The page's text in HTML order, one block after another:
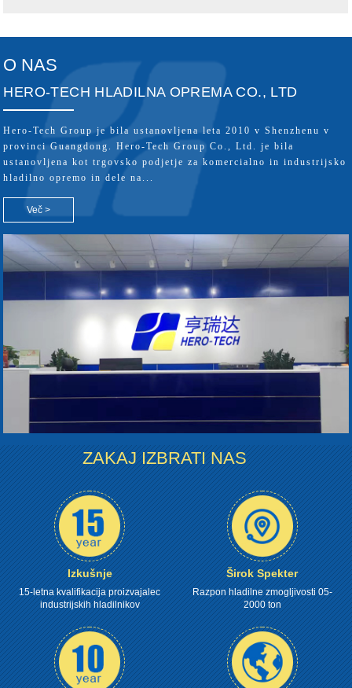
O NAS
HERO-TECH HLADILNA OPREMA CO., LTD
Hero-Tech Group je bila ustanovljena leta 2010 v Shenzhenu v
provinci Guangdong. Hero-Tech Group Co., Ltd. je bila
ustanovljena kot trgovsko podjetje za komercialno in industrijsko
hladilno opremo in dele na...
Več >
ZAKAJ IZBRATI NAS
Izkušnje
15-letna kvalifikacija proizvajalec
industrijskih hladilnikov
Širok Spekter
Razpon hladilne zmogljivosti 05-
2000 ton